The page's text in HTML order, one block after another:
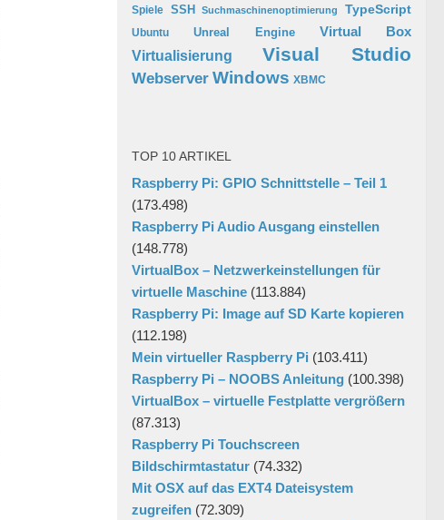
Spiele SSH Suchmaschinenoptimierung TypeScript
Ubuntu Unreal Engine
Virtual Box
Virtualisierung
Visual Studio
Webserver Windows XBMC
TOP 10 ARTIKEL
Raspberry Pi: GPIO Schnittstelle – Teil 1
(173.498)
Raspberry Pi Audio Ausgang einstellen
(148.778)
VirtualBox – Netzwerkeinstellungen für
virtuelle Maschine (113.884)
Raspberry Pi: Image auf SD Karte kopieren
(112.198)
Mein virtueller Raspberry Pi (103.411)
Raspberry Pi – NOOBS Anleitung (100.398)
VirtualBox – virtuelle Festplatte vergrößern
(87.313)
Raspberry Pi Touchscreen
Bildschirmtastatur (74.332)
Mit OSX auf das EXT4 Dateisystem
zugreifen (72.309)